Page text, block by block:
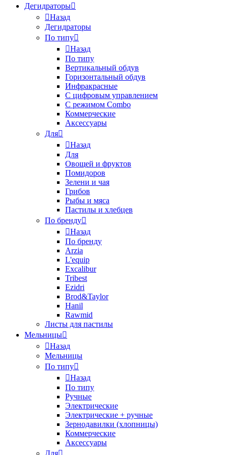
Дегидраторы
Назад
Дегидраторы
По типу
Назад
По типу
Вертикальный обдув
Горизонтальный обдув
Инфракрасные
С цифровым управлением
С режимом Combo
Коммерческие
Аксессуары
Для
Назад
Для
Овощей и фруктов
Помидоров
Зелени и чая
Грибов
Рыбы и мяса
Пастилы и хлебцев
По бренду
Назад
По бренду
Arzia
L'equip
Excalibur
Tribest
Ezidri
Brod&Taylor
Hanil
Rawmid
Листы для пастилы
Мельницы
Назад
Мельницы
По типу
Назад
По типу
Ручные
Электрические
Электрические + ручные
Зернодавилки (хлопницы)
Коммерческие
Аксессуары
Для